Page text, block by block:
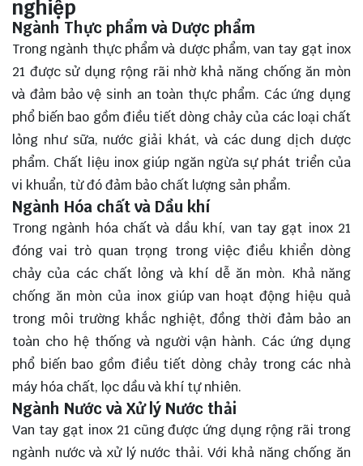
nghiệp
Ngành Thực phẩm và Dược phẩm
Trong ngành thực phẩm và dược phẩm, van tay gạt inox
21 được sử dụng rộng rãi nhờ khả năng chống ăn mòn
và đảm bảo vệ sinh an toàn thực phẩm. Các ứng dụng
phổ biến bao gồm điều tiết dòng chảy của các loại chất
lỏng như sữa, nước giải khát, và các dung dịch dược
phẩm. Chất liệu inox giúp ngăn ngừa sự phát triển của
vi khuẩn, từ đó đảm bảo chất lượng sản phẩm.
Ngành Hóa chất và Dầu khí
Trong ngành hóa chất và dầu khí, van tay gạt inox 21
đóng vai trò quan trọng trong việc điều khiển dòng
chảy của các chất lỏng và khí dễ ăn mòn. Khả năng
chống ăn mòn của inox giúp van hoạt động hiệu quả
trong môi trường khắc nghiệt, đồng thời đảm bảo an
toàn cho hệ thống và người vận hành. Các ứng dụng
phổ biến bao gồm điều tiết dòng chảy trong các nhà
máy hóa chất, lọc dầu và khí tự nhiên.
Ngành Nước và Xử lý Nước thải
Van tay gạt inox 21 cũng được ứng dụng rộng rãi trong
ngành nước và xử lý nước thải. Với khả năng chống ăn